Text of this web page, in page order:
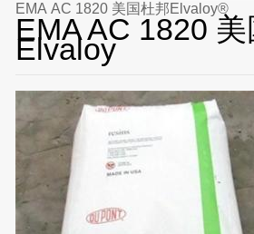
EMA AC 1820 美国杜邦Elvaloy®
EMA AC 1820
Elvaloy